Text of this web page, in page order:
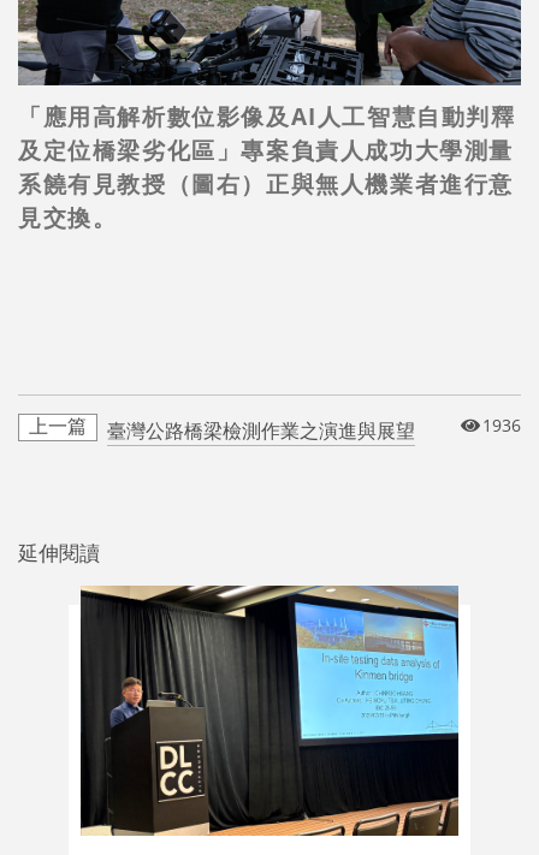
「應用高解析數位影像及AI人工智慧自動判釋
及定位橋梁劣化區」專案負責人成功大學測量
系饒有見教授（圖右）正與無人機業者進行意
見交換。
臺灣公路橋梁檢測作業之演進與展望 1936
延伸閱讀